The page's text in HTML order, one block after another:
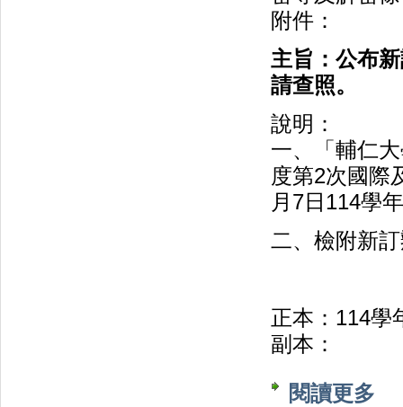
附件：
主旨：公布
請查照。
說明：
一、「輔仁
度第2次國際
月7日114學
二、檢附新
正本：114學
副本：
閱讀更多